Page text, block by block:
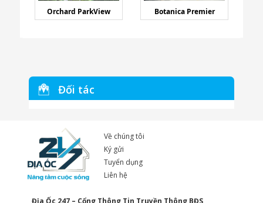
Orchard ParkView Botanica Premier
Đối tác
Về chúng tôi
Ký gửi
Tuyển dụng
Liên hệ
Địa Ốc 247 – Cổng Thông Tin Truyền Thông BĐS